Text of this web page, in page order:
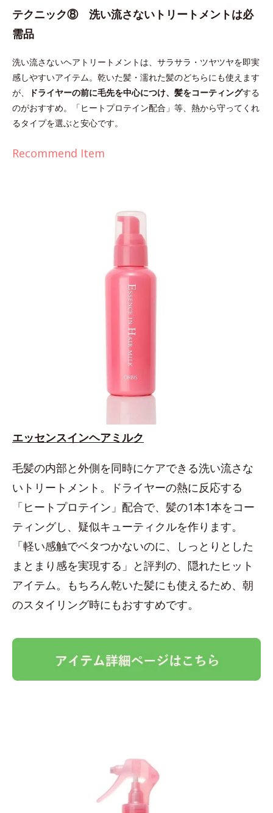
テクニック⑧ 洗い流さないトリートメントは必
需品
洗い流さないヘアトリートメントは、サラサラ・ツヤツヤを即実
感しやすいアイテム。乾いた髪・濡れた髪のどちらにも使えます
が、
ドライヤーの前に毛先を中心につけ、髪をコーティングする
のがおすすめ。「ヒートプロテイン配合」等、熱から守ってくれ
るタイプを選ぶと安心です。
Recommend Item
エッセンスインヘアミルク
毛髪の内部と外側を同時にケアできる洗い流さな
いトリートメント。ドライヤーの熱に反応する
「ヒートプロテイン」配合で、髪の1本1本をコー
ティングし、疑似キューティクルを作ります。
「軽い感触でベタつかないのに、しっとりとした
まとまり感を実現する」と評判の、隠れたヒット
アイテム。もちろん乾いた髪にも使えるため、朝
のスタイリング時にもおすすめです。